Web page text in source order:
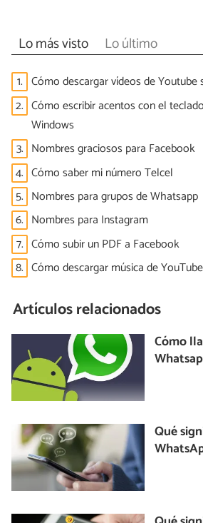
Lo más visto Lo último
1. Cómo descargar vídeos de Youtube
2. Cómo escribir acentos con el
Windows
3. Nombres graciosos para Facebook
4. Cómo saber mi número Telcel
5. Nombres para grupos de Whatsapp
6. Nombres para Instagram
7. Cómo subir un PDF a Facebook
8. Cómo descargar música de
Artículos relacionados
Cómo
Qué